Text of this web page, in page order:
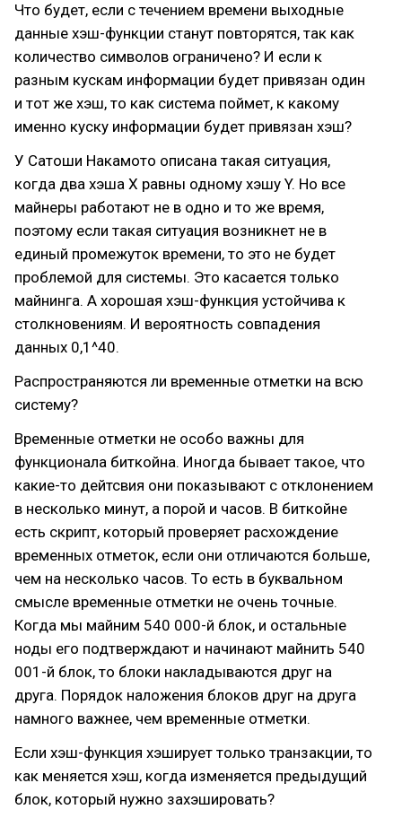
Что будет, если с течением времени выходные
данные хэш-функции станут повторятся, так как
количество символов ограничено? И если к
разным кускам информации будет привязан один
и тот же хэш, то как система поймет, к какому
именно куску информации будет привязан хэш?
У Сатоши Накамото описана такая ситуация,
когда два хэша Х равны одному хэшу Y. Но все
майнеры работают не в одно и то же время,
поэтому если такая ситуация возникнет не в
единый промежуток времени, то это не будет
проблемой для системы. Это касается только
майнинга. А хорошая хэш-функция устойчива к
столкновениям. И вероятность совпадения
данных 0,1^40.
Распространяются ли временные отметки на всю
систему?
Временные отметки не особо важны для
функционала биткойна. Иногда бывает такое, что
какие-то дейтсвия они показывают с отклонением
в несколько минут, а порой и часов. В биткойне
есть скрипт, который проверяет расхождение
временных отметок, если они отличаются больше,
чем на несколько часов. То есть в буквальном
смысле временные отметки не очень точные.
Когда мы майним 540 000-й блок, и остальные
ноды его подтверждают и начинают майнить 540
001-й блок, то блоки накладываются друг на
друга. Порядок наложения блоков друг на друга
намного важнее, чем временные отметки.
Если хэш-функция хэширует только транзакции, то
как меняется хэш, когда изменяется предыдущий
блок, который нужно захэшировать?